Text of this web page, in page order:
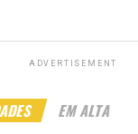
ADVERTISEMENT
EM ALTA